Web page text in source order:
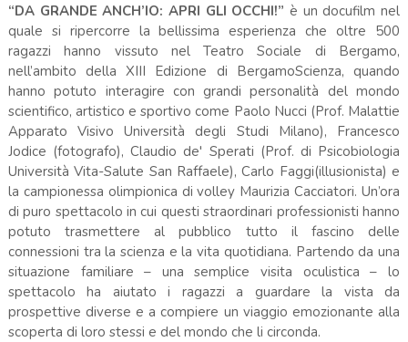
“DA GRANDE ANCH’IO: APRI GLI OCCHI!”è un docufilm nel
quale si ripercorre la bellissima esperienza che oltre 500
ragazzi hanno vissuto nel Teatro Sociale di Bergamo,
nell’ambito della XIII Edizione di BergamoScienza, quando
hanno potuto interagire con grandi personalità del mondo
scientifico, artistico e sportivo come Paolo Nucci (Prof. Malattie
Apparato Visivo Università degli Studi Milano), Francesco
Jodice (fotografo), Claudio de' Sperati (Prof. di Psicobiologia
Università Vita-Salute San Raffaele), Carlo Faggi(illusionista) e
la campionessa olimpionica di volley Maurizia Cacciatori. Un’ora
di puro spettacolo in cui questi straordinari professionisti hanno
potuto trasmettere al pubblico tutto il fascino delle
connessioni tra la scienza e la vita quotidiana. Partendo da una
situazione familiare – una semplice visita oculistica – lo
spettacolo ha aiutato i ragazzi a guardare la vista da
prospettive diverse e a compiere un viaggio emozionante alla
scoperta di loro stessi e del mondo che li circonda.